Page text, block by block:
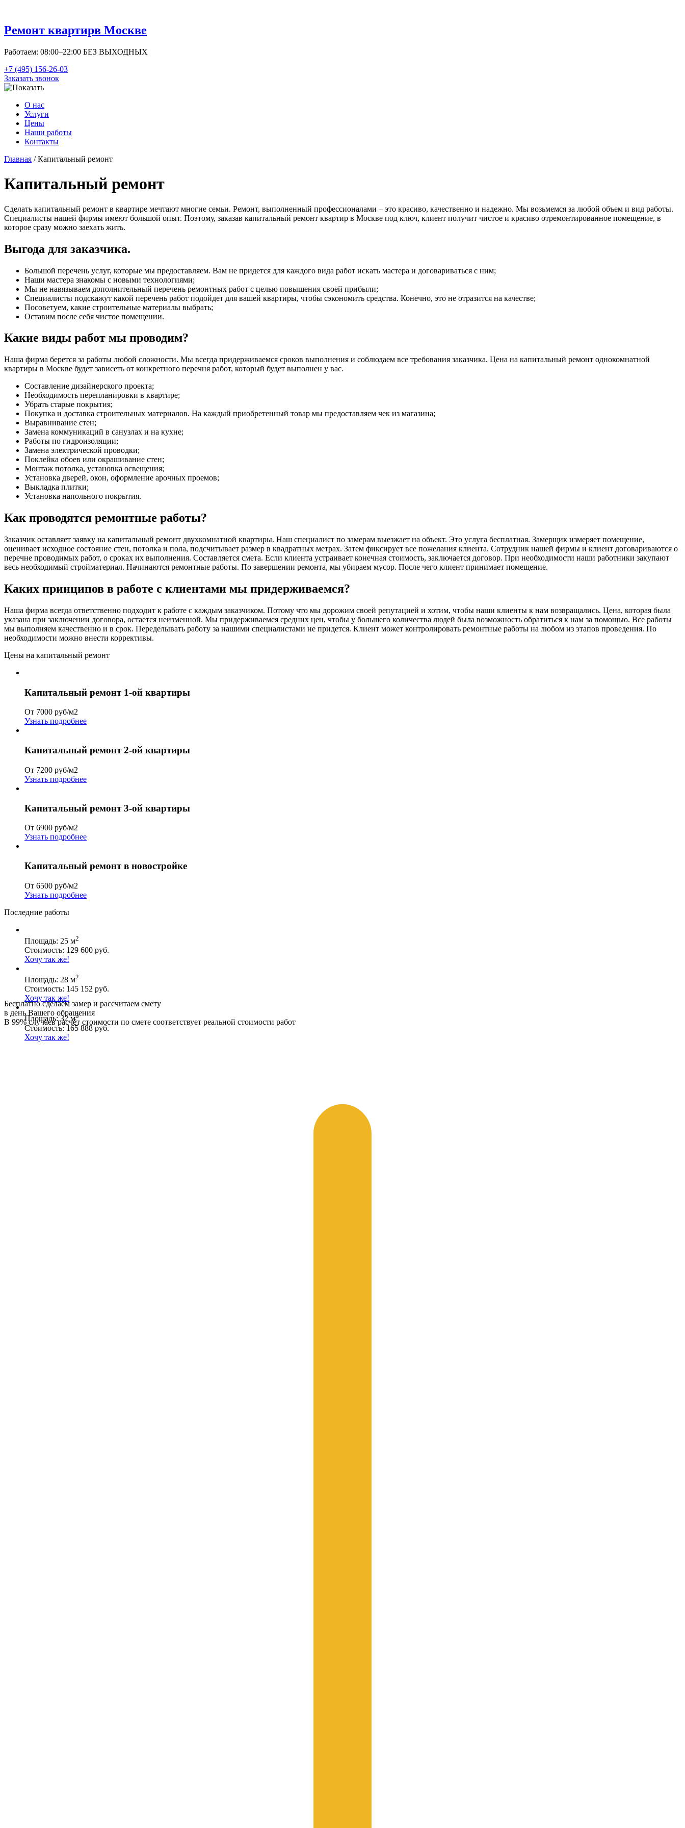
Ремонт квартирв Москве
Работаем: 08:00–22:00 БЕЗ ВЫХОДНЫХ
+7 (495) 156-26-03
Заказать звонок
О нас
Услуги
Цены
Наши работы
Контакты
Главная / Капитальный ремонт
Капитальный ремонт
Сделать капитальный ремонт в квартире мечтают многие семьи. Ремонт, выполненный профессионалами – это красиво, качественно и надежно. Мы возьмемся за любой объем и вид работы.
Специалисты нашей фирмы имеют большой опыт. Поэтому, заказав капитальный ремонт квартир в Москве под ключ, клиент получит чистое и красиво отремонтированное помещение, в
которое сразу можно заехать жить.
Выгода для заказчика.
Большой перечень услуг, которые мы предоставляем. Вам не придется для каждого вида работ искать мастера и договариваться с ним;
Наши мастера знакомы с новыми технологиями;
Мы не навязываем дополнительный перечень ремонтных работ с целью повышения своей прибыли;
Специалисты подскажут какой перечень работ подойдет для вашей квартиры, чтобы сэкономить средства. Конечно, это не отразится на качестве;
Посоветуем, какие строительные материалы выбрать;
Оставим после себя чистое помещении.
Какие виды работ мы проводим?
Наша фирма берется за работы любой сложности. Мы всегда придерживаемся сроков выполнения и соблюдаем все требования заказчика. Цена на капитальный ремонт однокомнатной
квартиры в Москве будет зависеть от конкретного перечня работ, который будет выполнен у вас.
Составление дизайнерского проекта;
Необходимость перепланировки в квартире;
Убрать старые покрытия;
Покупка и доставка строительных материалов. На каждый приобретенный товар мы предоставляем чек из магазина;
Выравнивание стен;
Замена коммуникаций в санузлах и на кухне;
Работы по гидроизоляции;
Замена электрической проводки;
Поклейка обоев или окрашивание стен;
Монтаж потолка, установка освещения;
Установка дверей, окон, оформление арочных проемов;
Выкладка плитки;
Установка напольного покрытия.
Как проводятся ремонтные работы?
Заказчик оставляет заявку на капитальный ремонт двухкомнатной квартиры. Наш специалист по замерам выезжает на объект. Это услуга бесплатная. Замерщик измеряет помещение,
оценивает исходное состояние стен, потолка и пола, подсчитывает размер в квадратных метрах. Затем фиксирует все пожелания клиента. Сотрудник нашей фирмы и клиент договариваются о
перечне проводимых работ, о сроках их выполнения. Составляется смета. Если клиента устраивает конечная стоимость, заключается договор. При необходимости наши работники закупают
весь необходимый стройматериал. Начинаются ремонтные работы. По завершении ремонта, мы убираем мусор. После чего клиент принимает помещение.
Каких принципов в работе с клиентами мы придерживаемся?
Наша фирма всегда ответственно подходит к работе с каждым заказчиком. Потому что мы дорожим своей репутацией и хотим, чтобы наши клиенты к нам возвращались. Цена, которая была
указана при заключении договора, остается неизменной. Мы придерживаемся средних цен, чтобы у большего количества людей была возможность обратиться к нам за помощью. Все работы
мы выполняем качественно и в срок. Переделывать работу за нашими специалистами не придется. Клиент может контролировать ремонтные работы на любом из этапов проведения. По
необходимости можно внести коррективы.
Цены на капитальный ремонт
Капитальный ремонт 1-ой квартиры
От 7000 руб/м2
Узнать подробнее
Капитальный ремонт 2-ой квартиры
От 7200 руб/м2
Узнать подробнее
Капитальный ремонт 3-ой квартиры
От 6900 руб/м2
Узнать подробнее
Капитальный ремонт в новостройке
От 6500 руб/м2
Узнать подробнее
Последние работы
Площадь: 25 м2
Стоимость: 129 600 руб.
Хочу так же!
Площадь: 28 м2
Стоимость: 145 152 руб.
Хочу так же!
Площадь: 32 м2
Стоимость: 165 888 руб.
Хочу так же!
Бесплатно сделаем замер и рассчитаем смету
в день Вашего обращения
В 99% случаев расчёт стоимости по смете соответствует реальной стоимости работ